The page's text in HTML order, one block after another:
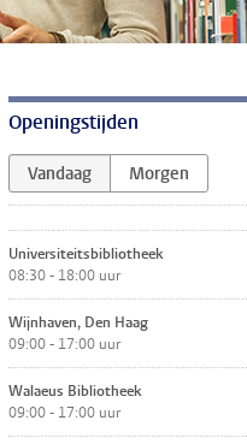
Openingstijden
Vandaag Morgen
Universiteits­bibliotheek
08:30 - 18:00 uur
Wijnhaven, Den Haag
09:00 - 17:00 uur
Walaeus Bibliotheek
09:00 - 17:00 uur